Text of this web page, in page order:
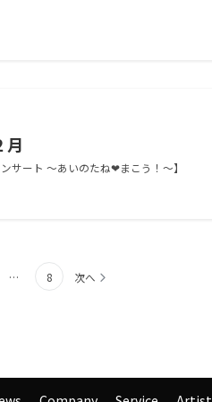
月
ート ～あいのたね❤まこう！～
… 8 次へ